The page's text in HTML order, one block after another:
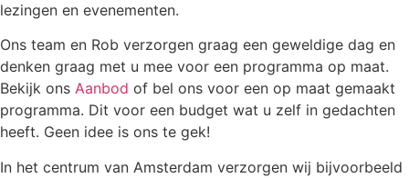
lezingen en evenementen.
Ons team en Rob verzorgen graag een geweldige dag en
denken graag met u mee voor een programma op maat.
Bekijk ons Aanbod of bel ons voor een op maat gemaakt
programma. Dit voor een budget wat u zelf in gedachten
heeft. Geen idee is ons te gek!
In het centrum van Amsterdam verzorgen wij bijvoorbeeld